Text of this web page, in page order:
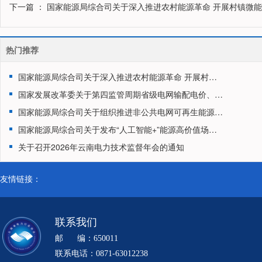
下一篇 ： 国家能源局综合司关于深入推进农村能源革命 开展村镇微
热门推荐
国家能源局综合司关于深入推进农村能源革命 开展村镇微能网建设试点工作的通知
国家发展改革委关于第四监管周期省级电网输配电价、区域电网输电价格及有关事项的通知
国家能源局综合司关于组织推进非公共电网可再生能源发电项目绿证核发的通知
国家能源局综合司关于发布“人工智能+”能源高价值场景清单和组织开展试点申报工作的通知
关于召开2026年云南电力技术监督年会的通知
友情链接：
联系我们
邮 编：650011
联系电话：0871-63012238